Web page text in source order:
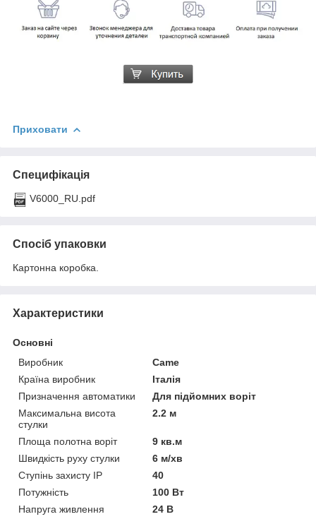
Приховати
Специфікація
V6000_RU.pdf
Спосіб упаковки
Картонна коробка.
Характеристики
Основні
Виробник
Came
Країна виробник
Італія
Призначення автоматики
Для підйомних воріт
Максимальна висота
стулки
2.2 м
Площа полотна воріт
9 кв.м
Швидкість руху стулки
6 м/хв
Ступінь захисту IP
40
Потужність
100 Вт
Напруга живлення
24 В